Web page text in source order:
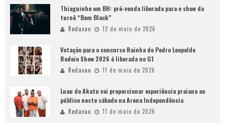
Thiaguinho em BH: pré-venda liberada para o show da
turnê “Bem Black”
Redacao 12 de maio de 2026
Votação para o concurso Rainha do Pedro Leopoldo
Rodeio Show 2026 é liberada no G1
Redacao 11 de maio de 2026
Luau do Akatu vai proporcionar experiência praiana ao
público neste sábado na Arena Independência
Redacao 11 de maio de 2026